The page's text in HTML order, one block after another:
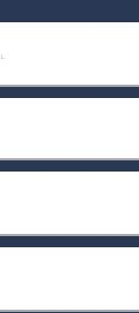
屯市进口艺术涂
利卡百利艺术